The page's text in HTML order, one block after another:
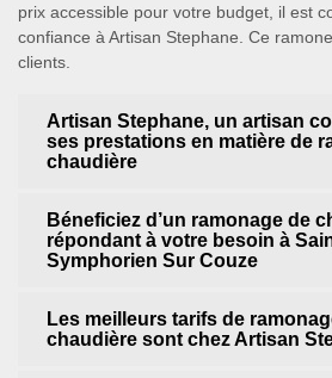
prix accessible pour votre budget, il est
confiance à Artisan Stephane. Ce
clients.
Artisan Stephane, un artisan
ses prestations en matière de
chaudière
Béneficiez d’un ramonage de
répondant à votre besoin à
Symphorien Sur Couze
Les meilleurs tarifs de
chaudière sont chez Artisan